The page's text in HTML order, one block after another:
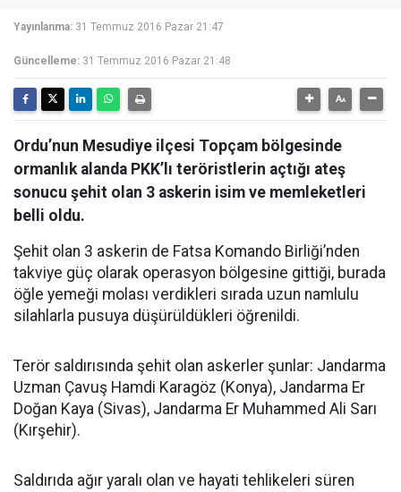
Yayınlanma: 31 Temmuz 2016 Pazar 21:47
Güncelleme: 31 Temmuz 2016 Pazar 21:48
Ordu’nun Mesudiye ilçesi Topçam bölgesinde
ormanlık alanda PKK’lı teröristlerin açtığı ateş
sonucu şehit olan 3 askerin isim ve memleketleri
belli oldu.
Şehit olan 3 askerin de Fatsa Komando Birliği’nden
takviye güç olarak operasyon bölgesine gittiği, burada
öğle yemeği molası verdikleri sırada uzun namlulu
silahlarla pusuya düşürüldükleri öğrenildi.
Terör saldırısında şehit olan askerler şunlar: Jandarma
Uzman Çavuş Hamdi Karagöz (Konya), Jandarma Er
Doğan Kaya (Sivas), Jandarma Er Muhammed Ali Sarı
(Kırşehir).
Saldırıda ağır yaralı olan ve hayati tehlikeleri süren